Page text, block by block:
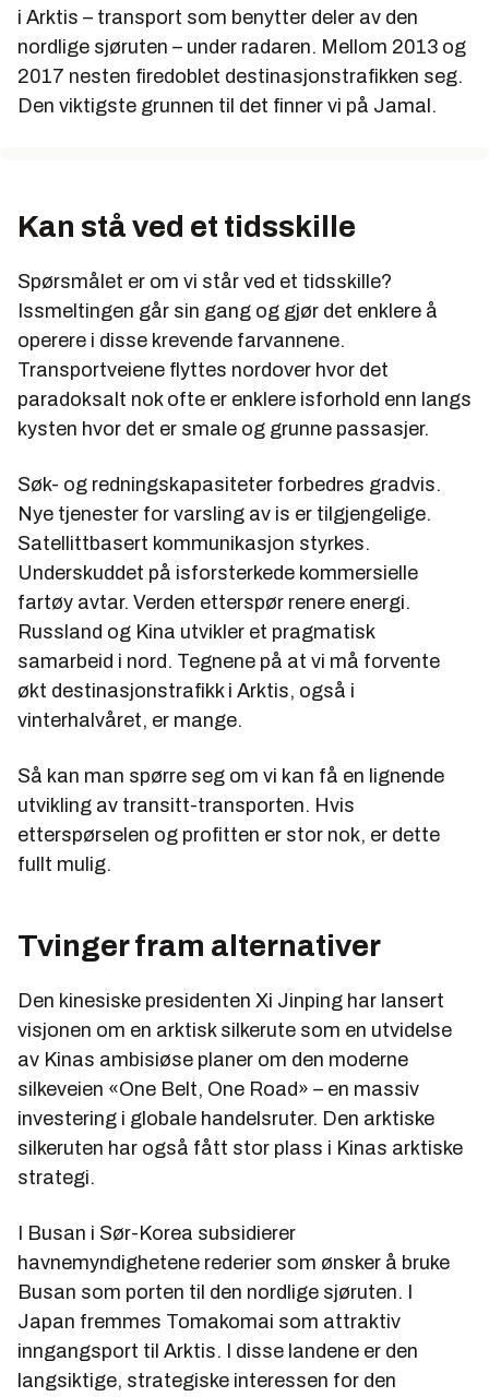
i Arktis – transport som benytter deler av den
nordlige sjøruten – under radaren. Mellom 2013 og
2017 nesten firedoblet destinasjonstrafikken seg.
Den viktigste grunnen til det finner vi på Jamal.
Kan stå ved et tidsskille
Spørsmålet er om vi står ved et tidsskille?
Issmeltingen går sin gang og gjør det enklere å
operere i disse krevende farvannene.
Transportveiene flyttes nordover hvor det
paradoksalt nok ofte er enklere isforhold enn langs
kysten hvor det er smale og grunne passasjer.
Søk- og redningskapasiteter forbedres gradvis.
Nye tjenester for varsling av is er tilgjengelige.
Satellittbasert kommunikasjon styrkes.
Underskuddet på isforsterkede kommersielle
fartøy avtar. Verden etterspør renere energi.
Russland og Kina utvikler et pragmatisk
samarbeid i nord. Tegnene på at vi må forvente
økt destinasjonstrafikk i Arktis, også i
vinterhalvåret, er mange.
Så kan man spørre seg om vi kan få en lignende
utvikling av transitt-transporten. Hvis
etterspørselen og profitten er stor nok, er dette
fullt mulig.
Tvinger fram alternativer
Den kinesiske presidenten Xi Jinping har lansert
visjonen om en arktisk silkerute som en utvidelse
av Kinas ambisiøse planer om den moderne
silkeveien «One Belt, One Road» – en massiv
investering i globale handelsruter. Den arktiske
silkeruten har også fått stor plass i Kinas arktiske
strategi.
I Busan i Sør-Korea subsidierer
havnemyndighetene rederier som ønsker å bruke
Busan som porten til den nordlige sjøruten. I
Japan fremmes Tomakomai som attraktiv
inngangsport til Arktis. I disse landene er den
langsiktige, strategiske interessen for den